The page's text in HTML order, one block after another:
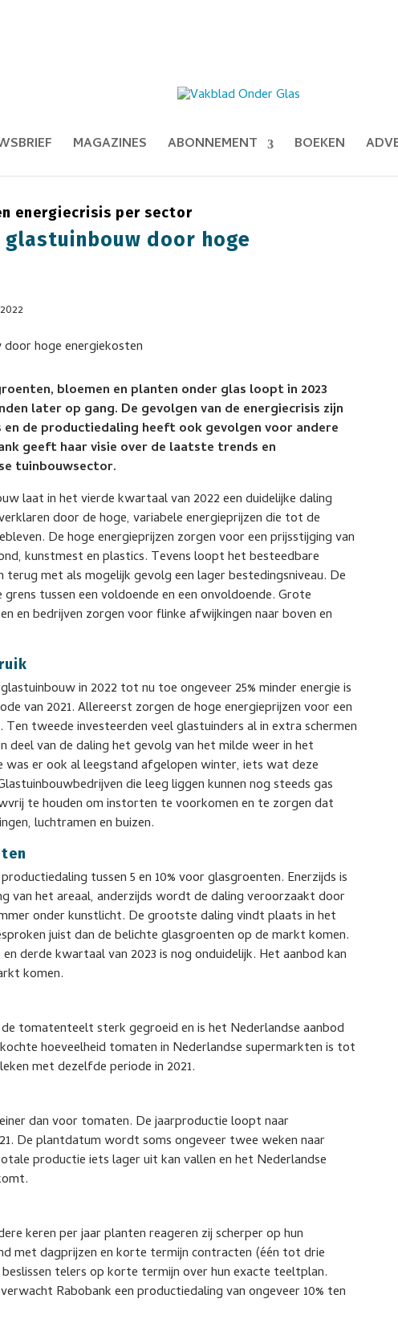
MAGAZINES ABONNEMENT BOEKEN
energiecrisis per sector
door hoge
bloemen en planten onder glas loopt in 2023
later op gang. De gevolgen van de energiecrisis zijn
de productiedaling heeft ook gevolgen voor andere
geeft haar visie over de laatste trends en
tuinbouwsector.
laat in het vierde kwartaal van 2022 een duidelijke daling
door de hoge, variabele energieprijzen die tot de
De hoge energieprijzen zorgen voor een prijsstijging van
kunstmest en plastics. Tevens loopt het besteedbare
terug met als mogelijk gevolg een lager bestedingsniveau. De
tussen een voldoende en een onvoldoende. Grote
en bedrijven zorgen voor flinke afwijkingen naar boven en
in 2022 tot nu toe ongeveer 25% minder energie is
van 2021. Allereerst zorgen de hoge energieprijzen voor een
tweede investeerden veel glastuinders al in extra schermen
deel van de daling het gevolg van het milde weer in het
er ook al leegstand afgelopen winter, iets wat deze
die leeg liggen kunnen nog steeds gas
te houden om instorten te voorkomen en te zorgen dat
luchtramen en buizen.
tussen 5 en 10% voor glasgroenten. Enerzijds is
van het areaal, anderzijds wordt de daling veroorzaakt door
onder kunstlicht. De grootste daling vindt plaats in het
juist dan de belichte glasgroenten op de markt komen.
derde kwartaal van 2023 is nog onduidelijk. Het aanbod kan
komen.
de tomatenteelt sterk gegroeid en is het Nederlandse aanbod
hoeveelheid tomaten in Nederlandse supermarkten is tot
met dezelfde periode in 2021.
dan voor tomaten. De jaarproductie loopt naar
De plantdatum wordt soms ongeveer twee weken naar
productie iets lager uit kan vallen en het Nederlandse
keren per jaar planten reageren zij scherper op hun
met dagprijzen en korte termijn contracten (één tot drie
telers op korte termijn over hun exacte teeltplan.
Rabobank een productiedaling van ongeveer 10% ten